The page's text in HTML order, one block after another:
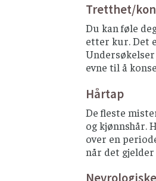
Tretthet/
Du kan føle
etter kur. Det
evne til å
Hårtap
De fleste
og kjønnshår.
over en
når det